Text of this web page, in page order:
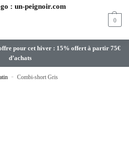
0
pour cet hiver : 15% offert à partir 75€
d’achats
» Combi-short Gris